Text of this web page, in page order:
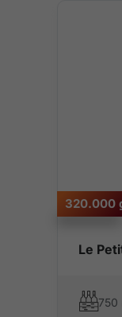
Le
320.000
750